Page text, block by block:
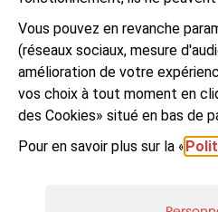
Vous pouvez en revanche
(réseaux sociaux, mesure
amélioration de votre
vos choix à tout moment en
des Cookies» situé en bas de
Pour en savoir plus sur la «
Suivez-nous sur